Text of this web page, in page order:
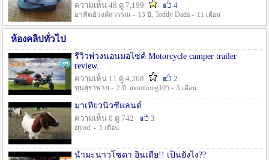
ความเห็น 48 ดู 7,199
4
อาทิตย์วงศ์สุวรรณ - 13 ปี , Toddy Dada - 11 เดือน
ห้องคลิปทั่วไป
รีวิวพ่วงนอนมอไซค์ Motorcycle camper trailer
review.
ความเห็น 11 ดู 4,268
2
ขุนสุราพ่าย - 2 ปี , moothong105 - 3 เดือน
มาเที่ยวนิวซีแลนด์
ความเห็น 0 ดู 742
3
aiyod. - 5 เดือน
น้ำมะนาวโซดา อินเดีย!! เป็นยังไง??